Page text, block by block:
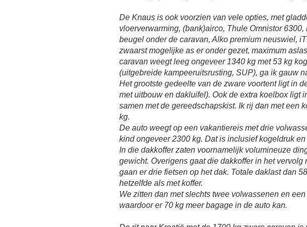
De Knaus is ook voorzien van vele opties, met
vloerverwarming, (bank)airco, Thule Omnistor
beugel onder de caravan, Alko premium neuswiel,
zwaarst mogelijke as er onder gezet, maximum
caravan weegt leeg ongeveer 1340 kg met 53 kg
(uitgebreide kampeeruitsrusting, SUP), ga ik gauw
Het grootste gedeelte van de zware voortent ligt in
met uitbouw en dakluifel). Ook de extra koelbox ligt
samen met de gereedschapskist. Ik rij dan met een
kg.
De auto weegt op een vakantiereis met drie
kind ongeveer 2300 kg. Dat is inclusief kogeldruk en
In die dakkoffer zaten voornamelijk volumineuze
gewicht. Overigens gaat die dakkoffer in het vervolg
gaan er drie fietsen op het dak. Totale daklast dan
hetzelfde als met koffer.
We zitten dan met slechts twee volwassenen en
waardoor er 70 kg meer bagage in de auto kan.